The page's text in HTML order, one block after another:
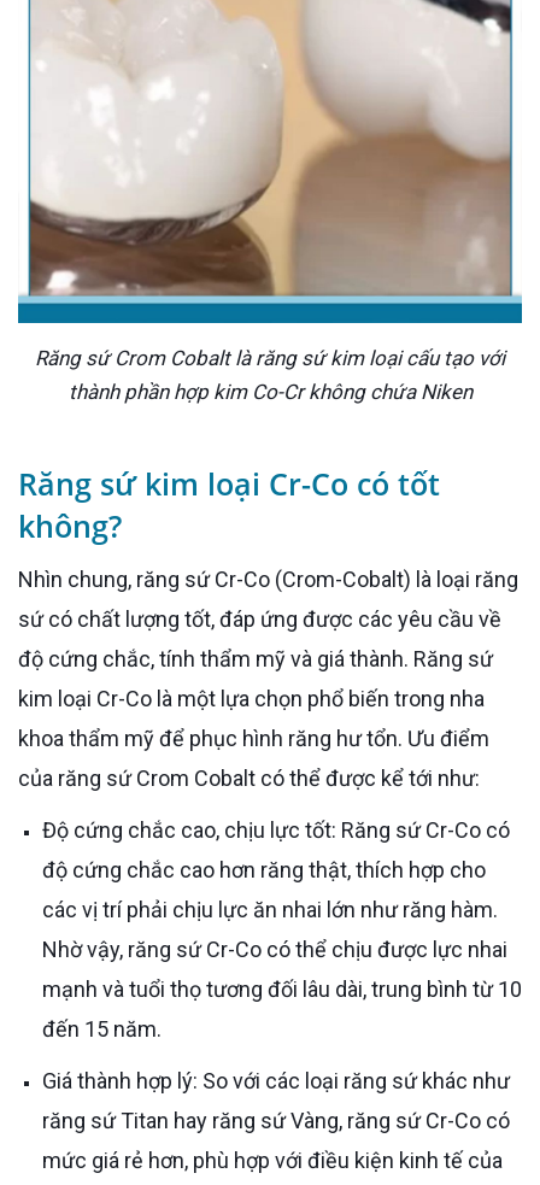
Răng sứ Crom Cobalt là răng sứ kim loại cấu tạo với
thành phần hợp kim Co-Cr không chứa Niken
Răng sứ kim loại Cr-Co có tốt
không?
Nhìn chung, răng sứ Cr-Co (Crom-Cobalt) là loại răng
sứ có chất lượng tốt, đáp ứng được các yêu cầu về
độ cứng chắc, tính thẩm mỹ và giá thành. Răng sứ
kim loại Cr-Co là một lựa chọn phổ biến trong nha
khoa thẩm mỹ để phục hình răng hư tổn. Ưu điểm
của răng sứ Crom Cobalt có thể được kể tới như:
Độ cứng chắc cao, chịu lực tốt: Răng sứ Cr-Co có
độ cứng chắc cao hơn răng thật, thích hợp cho
các vị trí phải chịu lực ăn nhai lớn như răng hàm.
Nhờ vậy, răng sứ Cr-Co có thể chịu được lực nhai
mạnh và tuổi thọ tương đối lâu dài, trung bình từ 10
đến 15 năm.
Giá thành hợp lý: So với các loại răng sứ khác như
răng sứ Titan hay răng sứ Vàng, răng sứ Cr-Co có
mức giá rẻ hơn, phù hợp với điều kiện kinh tế của